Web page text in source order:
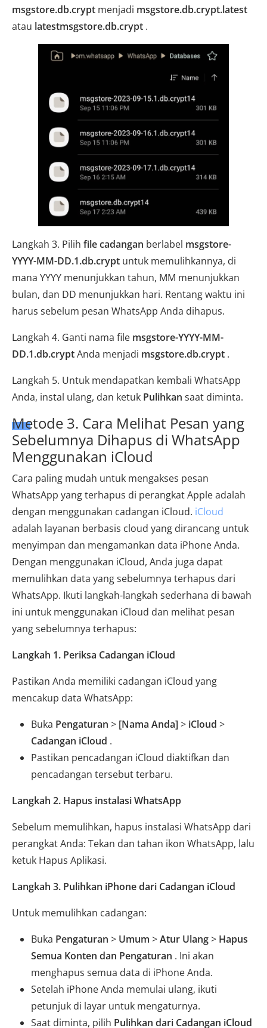
msgstore.db.crypt menjadi msgstore.db.crypt.latest
atau latestmsgstore.db.crypt .
Langkah 3. Pilih file cadangan berlabel msgstore-
YYYY-MM-DD.1.db.crypt untuk memulihkannya, di
mana YYYY menunjukkan tahun, MM menunjukkan
bulan, dan DD menunjukkan hari. Rentang waktu ini
harus sebelum pesan WhatsApp Anda dihapus.
Langkah 4. Ganti nama file msgstore-YYYY-MM-
DD.1.db.cryptAnda menjadi msgstore.db.crypt .
Langkah 5. Untuk mendapatkan kembali WhatsApp
Anda, instal ulang, dan ketuk Pulihkan saat diminta.
Metode 3. Cara Melihat Pesan yang
Sebelumnya Dihapus di WhatsApp
Menggunakan iCloud
Cara paling mudah untuk mengakses pesan
WhatsApp yang terhapus di perangkat Apple adalah
dengan menggunakan cadangan iCloud. iCloud
adalah layanan berbasis cloud yang dirancang untuk
menyimpan dan mengamankan data iPhone Anda.
Dengan menggunakan iCloud, Anda juga dapat
memulihkan data yang sebelumnya terhapus dari
WhatsApp. Ikuti langkah-langkah sederhana di bawah
ini untuk menggunakan iCloud dan melihat pesan
yang sebelumnya terhapus:
Langkah 1. Periksa Cadangan iCloud
Pastikan Anda memiliki cadangan iCloud yang
mencakup data WhatsApp:
Buka Pengaturan > [Nama Anda] > iCloud >
Cadangan iCloud .
Pastikan pencadangan iCloud diaktifkan dan
pencadangan tersebut terbaru.
Langkah 2. Hapus instalasi WhatsApp
Sebelum memulihkan, hapus instalasi WhatsApp dari
perangkat Anda: Tekan dan tahan ikon WhatsApp, lalu
ketuk Hapus Aplikasi.
Langkah 3. Pulihkan iPhone dari Cadangan iCloud
Untuk memulihkan cadangan:
Buka Pengaturan > Umum >Atur Ulang> Hapus
Semua Konten dan Pengaturan . Ini akan
menghapus semua data di iPhone Anda.
Setelah iPhone Anda memulai ulang, ikuti
petunjuk di layar untuk mengaturnya.
Saat diminta, pilih Pulihkan dari Cadangan iCloud